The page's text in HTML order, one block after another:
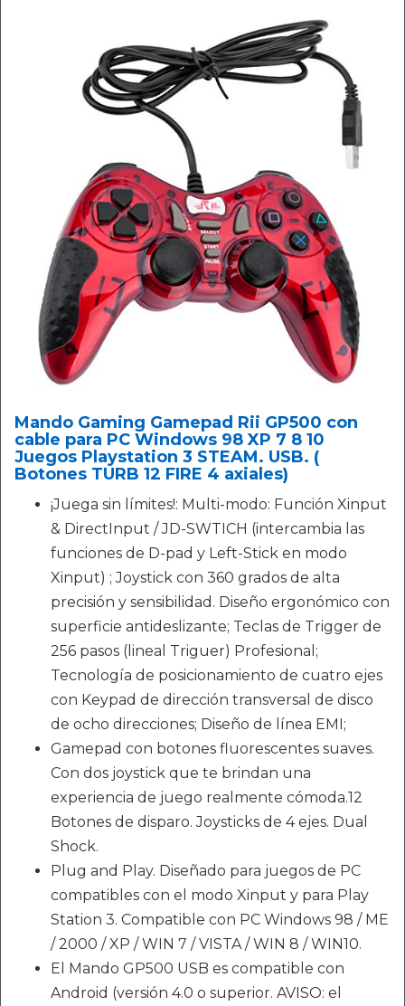
Mando Gaming Gamepad Rii GP500 con
cable para PC Windows 98 XP 7 8 10
Juegos Playstation 3 STEAM. USB. (
Botones TURB 12 FIRE 4 axiales)
¡Juega sin límites!: Multi-modo: Función Xinput
& DirectInput / JD-SWTICH (intercambia las
funciones de D-pad y Left-Stick en modo
Xinput) ; Joystick con 360 grados de alta
precisión y sensibilidad. Diseño ergonómico con
superficie antideslizante; Teclas de Trigger de
256 pasos (lineal Triguer) Profesional;
Tecnología de posicionamiento de cuatro ejes
con Keypad de dirección transversal de disco
de ocho direcciones; Diseño de línea EMI;
Gamepad con botones fluorescentes suaves.
Con dos joystick que te brindan una
experiencia de juego realmente cómoda.12
Botones de disparo. Joysticks de 4 ejes. Dual
Shock.
Plug and Play. Diseñado para juegos de PC
compatibles con el modo Xinput y para Play
Station 3. Compatible con PC Windows 98 / ME
/ 2000 / XP / WIN 7 / VISTA / WIN 8 / WIN10.
El Mando GP500 USB es compatible con
Android (versión 4.0 o superior. AVISO: el